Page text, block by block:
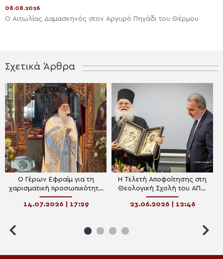
08.08.2026
Ο Αιτωλίας Δαμασκηνός στον Αργυρό Πηγάδι του Θέρμου
Σχετικά Άρθρα
Ο Γέρων Εφραίμ για τη
χαρισματική προσωπικότητα
του Οσίου Νικοδήμου του
Αγιορείτου (ΒΙΝΤΕΟ)
14.07.2026 | 17:29
Η Τελετή Αποφοίτησης στη
Θεολογική Σχολή του ΑΠΘ
παρουσία του Γέροντα
Εφραίμ
23.06.2026 | 12:46